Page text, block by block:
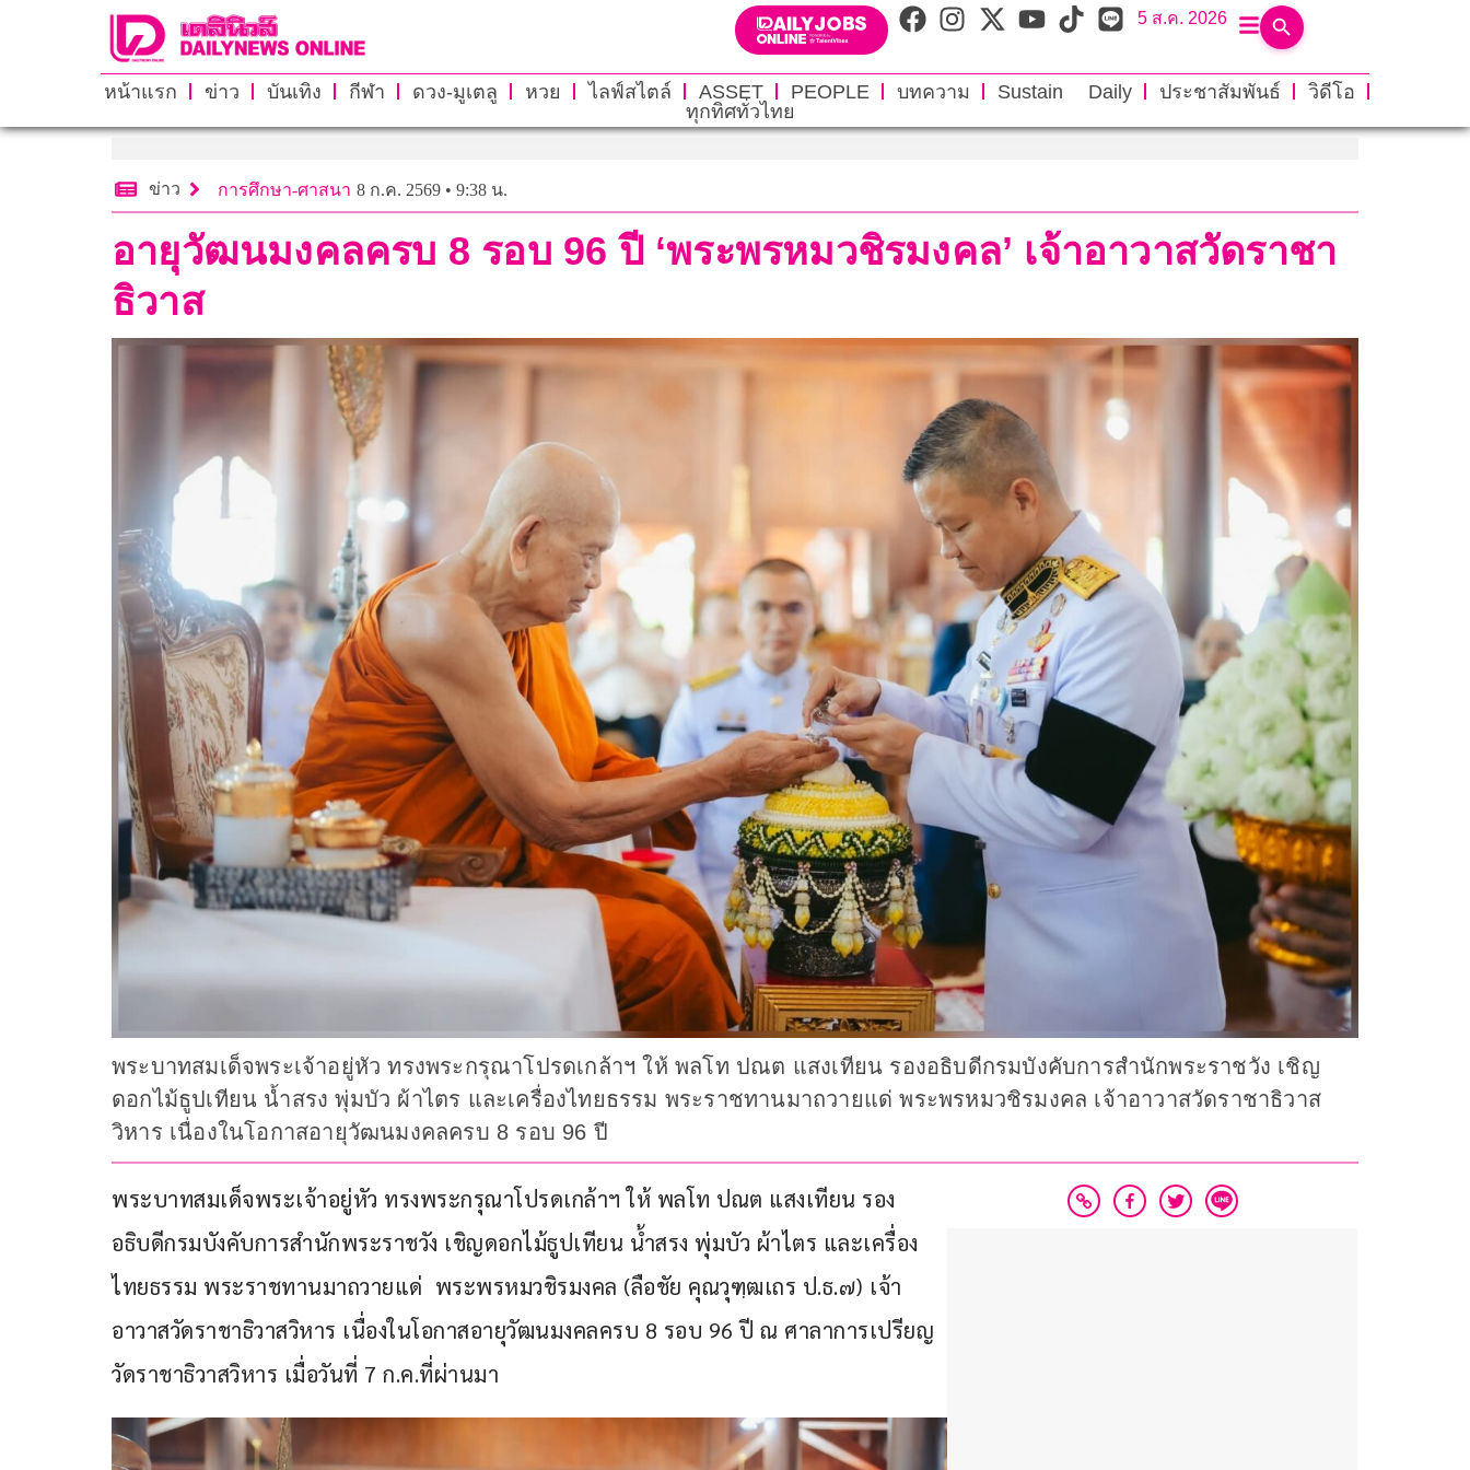
5 ส.ค. 2026
หน้าแรก ข่าว บันเทิง กีฬา ดวง-มูเตลู หวย ไลฟ์สไตล์ ASSET PEOPLE บทความ Sustain Daily ประชาสัมพันธ์
วิดีโอ
ทุกทิศทั่วไทย
ข่าว การศึกษา-ศาสนา 8 ก.ค. 2569 • 9:38 น.
อายุวัฒนมงคลครบ 8 รอบ 96 ปี ‘พระพรหมวชิรมงคล’ เจ้าอาวาสวัดราชา
ธิวาส
พระบาทสมเด็จพระเจ้าอยู่หัว ทรงพระกรุณาโปรดเกล้าฯ ให้ พลโท ปณต แสงเทียน รองอธิบดีกรมบังคับการสำนักพระราชวัง เชิญ
ดอกไม้ธูปเทียน น้ำสรง พุ่มบัว ผ้าไตร และเครื่องไทยธรรม พระราชทานมาถวายแด่ พระพรหมวชิรมงคล เจ้าอาวาสวัดราชาธิวาส
วิหาร เนื่องในโอกาสอายุวัฒนมงคลครบ 8 รอบ 96 ปี
พระบาทสมเด็จพระเจ้าอยู่หัว ทรงพระกรุณาโปรดเกล้าฯ ให้ พลโท ปณต แสงเทียน รอง
อธิบดีกรมบังคับการสำนักพระราชวัง เชิญดอกไม้ธูปเทียน น้ำสรง พุ่มบัว ผ้าไตร และเครื่อง
ไทยธรรม พระราชทานมาถวายแด่  พระพรหมวชิรมงคล (ลือชัย คุณวุฑฺฒเถร ป.ธ.๗) เจ้า
อาวาสวัดราชาธิวาสวิหาร เนื่องในโอกาสอายุวัฒนมงคลครบ 8 รอบ 96 ปี ณ ศาลาการเปรียญ
วัดราชาธิวาสวิหาร เมื่อวันที่ 7 ก.ค.ที่ผ่านมา